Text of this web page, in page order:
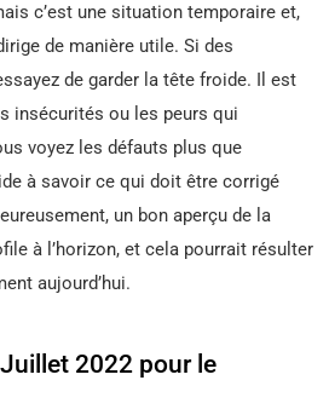
c’est une situation temporaire et,
de manière utile. Si des
de garder la tête froide. Il est
insécurités ou les peurs qui
voyez les défauts plus que
à savoir ce qui doit être corrigé
un bon aperçu de la
à l’horizon, et cela pourrait résulter
aujourd’hui.
2022 pour le